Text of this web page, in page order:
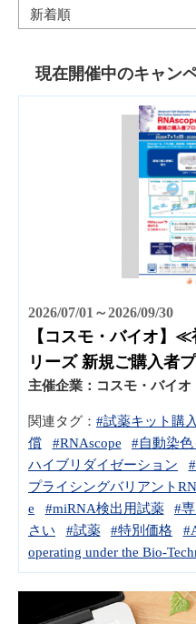
現在開催中のキャン
2026/07/01～2026/09/30
【コスモ・バイオ】
リーズ 新規ご購入者
主催企業： コスモ・バイオ
関連タグ： #試薬キット購
償
#RNAscope #自動染
ハイブリダイゼーション
プライシングバリアント
e
#miRNA検出用試薬
#
さい
#試薬 #特別価格
operating under the Bio-